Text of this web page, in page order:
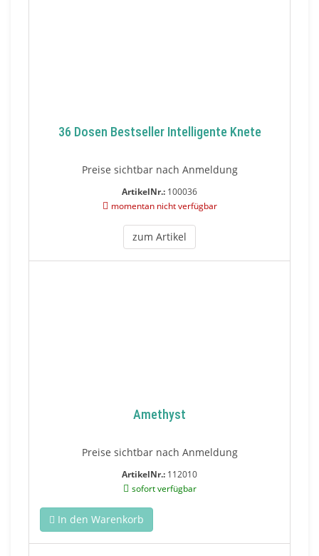
36 Dosen Bestseller Intelligente Knete
Preise sichtbar nach Anmeldung
ArtikelNr.: 100036
momentan nicht verfügbar
zum Artikel
Amethyst
Preise sichtbar nach Anmeldung
ArtikelNr.: 112010
sofort verfügbar
In den Warenkorb